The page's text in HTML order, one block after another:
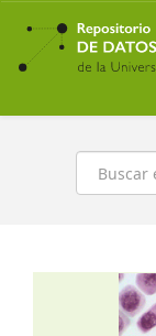
Ir
contenido
principal
Buscar